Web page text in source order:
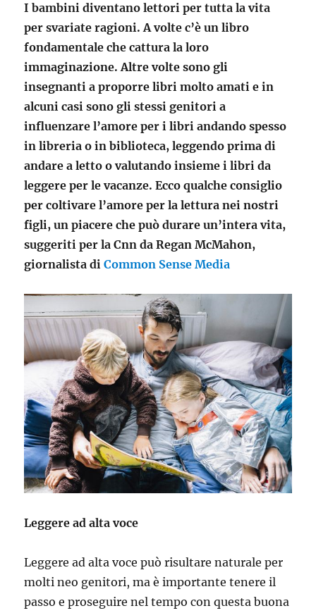
I bambini diventano lettori per tutta la vita
per svariate ragioni. A volte c’è un libro
fondamentale che cattura la loro
immaginazione. Altre volte sono gli
insegnanti a proporre libri molto amati e in
alcuni casi sono gli stessi genitori a
influenzare l’amore per i libri andando spesso
in libreria o in biblioteca, leggendo prima di
andare a letto o valutando insieme i libri da
leggere per le vacanze. Ecco qualche consiglio
per coltivare l’amore per la lettura nei nostri
figli, un piacere che può durare un’intera vita,
suggeriti per la Cnn da Regan McMahon,
giornalista di Common Sense Media
Leggere ad alta voce
Leggere ad alta voce può risultare naturale per
molti neo genitori, ma è importante tenere il
passo e proseguire nel tempo con questa buona